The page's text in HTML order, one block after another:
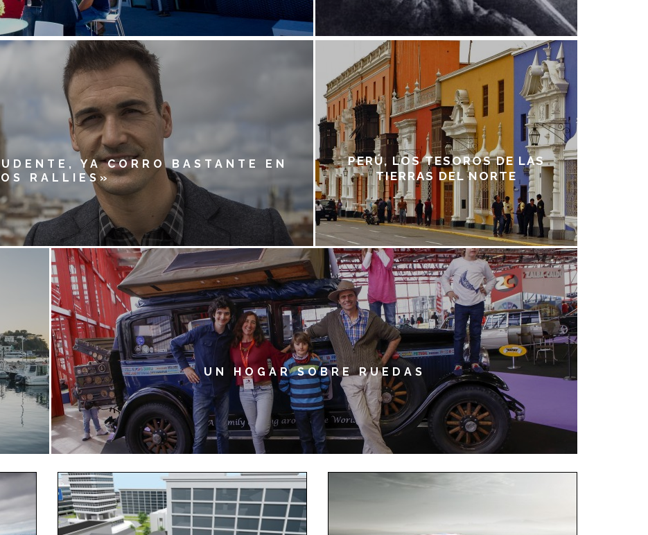
YA CORRO BASTANTE EN
RALLIES»
PERÚ, LOS TESOROS DE LAS
TIERRAS DEL NORTE
UN HOGAR SOBRE RUEDAS